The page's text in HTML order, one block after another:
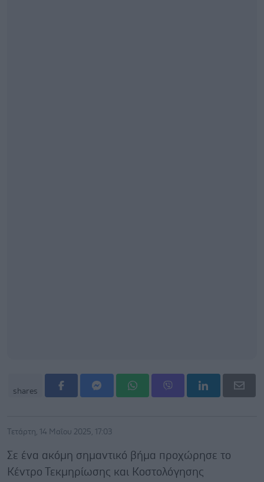
shares
Τετάρτη, 14 Μαΐου 2025, 17:03
Σε ένα ακόμη σημαντικό βήμα προχώρησε το
Κέντρο Τεκμηρίωσης και Κοστολόγησης